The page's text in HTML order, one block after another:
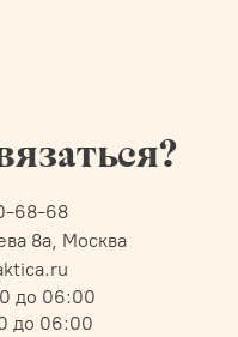
68-68
8а, Москва
до 06:00
до 06:00